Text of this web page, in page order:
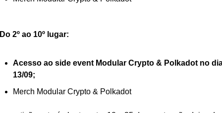
2º ao 10º lugar:
Acesso ao side event Modular Crypto & Polkadot no
13/09;
Merch Modular Crypto & Polkadot